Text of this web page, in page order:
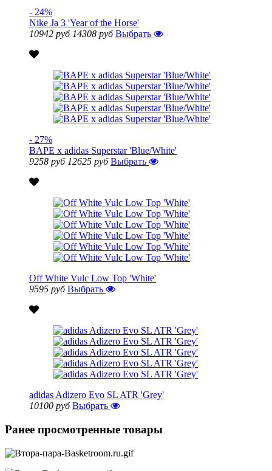
- 24%
Nike Ja 3 'Year of the Horse'
10942 руб 14308 руб Выбрать
- 27%
BAPE x adidas Superstar 'Blue/White'
9258 руб 12625 руб Выбрать
Off White Vulc Low Top 'White'
9595 руб Выбрать
adidas Adizero Evo SL ATR 'Grey'
10100 руб Выбрать
Ранее просмотренные товары